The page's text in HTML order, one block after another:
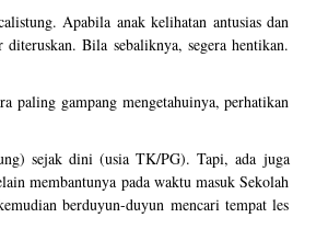
Apabila anak kelihatan antusias dan
Bila sebaliknya, segera hentikan.
paling gampang mengetahuinya, perhatikan
sejak dini (usia TK/PG). Tapi, ada juga
membantunya pada waktu masuk Sekolah
berduyun-duyun mencari tempat les